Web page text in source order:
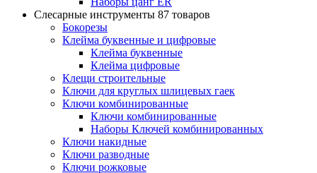
Слесарные инструменты 87 товаров
Бокорезы
Клейма буквенные и цифровые
Клейма буквенные
Клейма цифровые
Клещи строительные
Ключи для круглых шлицевых гаек
Ключи комбинированные
Ключи комбинированные
Наборы Ключей комбинированных
Ключи накидные
Ключи разводные
Ключи рожковые